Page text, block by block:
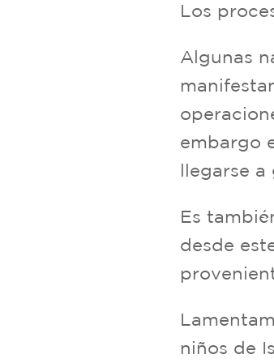
Los
Algunas
embargo
llegarse a
Es
desde
niños de